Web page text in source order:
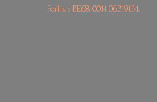
Fortis : BE680014 06319134.